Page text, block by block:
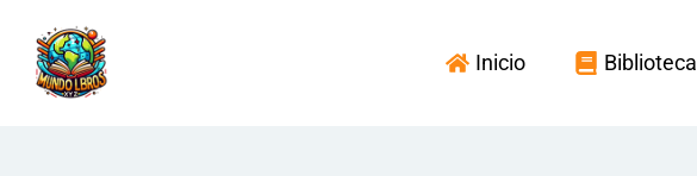
contenido
Inicio Biblioteca